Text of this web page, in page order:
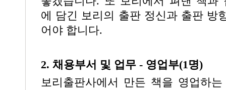
에 담긴 보리의 출판 정신과 출판 방
어야 합니다.
2. 채용부서 및 업무 - 영업부(1명)
보리출판사에서 만든 책을 영업하